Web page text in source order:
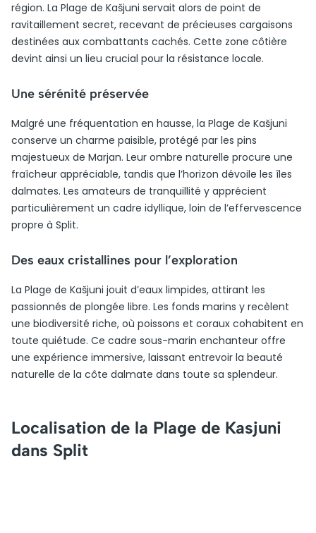
région. La Plage de Kašjuni servait alors de point de
ravitaillement secret, recevant de précieuses cargaisons
destinées aux combattants cachés. Cette zone côtière
devint ainsi un lieu crucial pour la résistance locale.
Une sérénité préservée
Malgré une fréquentation en hausse, la Plage de Kašjuni
conserve un charme paisible, protégé par les pins
majestueux de Marjan. Leur ombre naturelle procure une
fraîcheur appréciable, tandis que l’horizon dévoile les îles
dalmates. Les amateurs de tranquillité y apprécient
particulièrement un cadre idyllique, loin de l’effervescence
propre à Split.
Des eaux cristallines pour l’exploration
La Plage de Kašjuni jouit d’eaux limpides, attirant les
passionnés de plongée libre. Les fonds marins y recèlent
une biodiversité riche, où poissons et coraux cohabitent en
toute quiétude. Ce cadre sous-marin enchanteur offre
une expérience immersive, laissant entrevoir la beauté
naturelle de la côte dalmate dans toute sa splendeur.
Localisation de la Plage de Kasjuni
dans Split